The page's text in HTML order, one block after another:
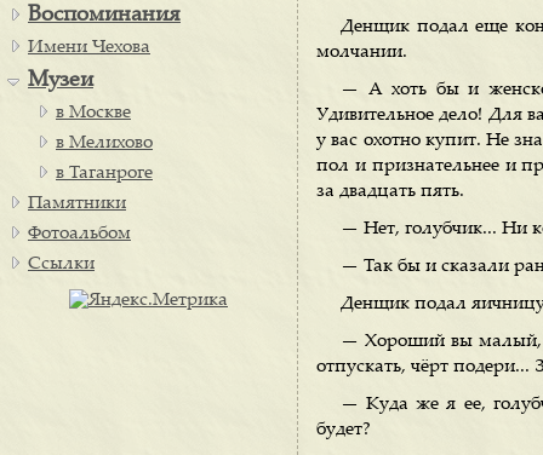
Денщик подал еще
молчании.
— А хоть бы и
Удивительное дело! Для
у вас охотно купит. Не
пол и признательнее и
за двадцать пять.
— Нет, голубчик... Ни
— Так бы и сказали
Денщик подал
— Хороший вы малый,
отпускать, чёрт подери...
— Куда же я ее,
будет?
Воспоминания
Имени Чехова
Музеи
в Москве
в Мелихово
в Таганроге
Памятники
Фотоальбом
Ссылки